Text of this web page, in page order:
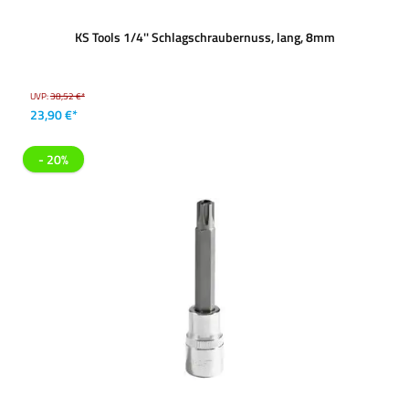
KS Tools 1/4'' Schlagschraubernuss, lang, 8mm
UVP:38,52 €*
23,90 €*
- 20%